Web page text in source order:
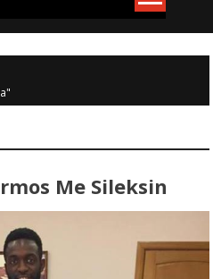
Me Sileksin